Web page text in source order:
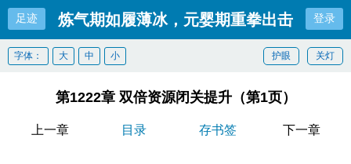
足迹 炼气期如履薄冰，元婴期重拳出击 登录
关灯
护眼
字体： 大 中 小
第1222章 双倍资源闭关提升（第1页）
上一章 目录 存书签 下一章